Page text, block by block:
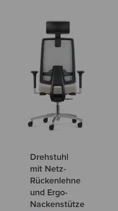
Drehstuhl
mit Netz-
Rückenlehne
und Ergo-
Nackenstütze